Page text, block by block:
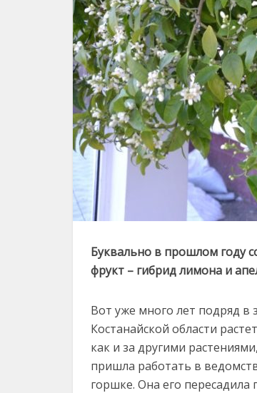
Буквально в прошлом году
фрукт – гибрид лимона и
Вот уже много лет подряд в
Костанайской области
как и за другими
пришла работать в
горшке. Она его